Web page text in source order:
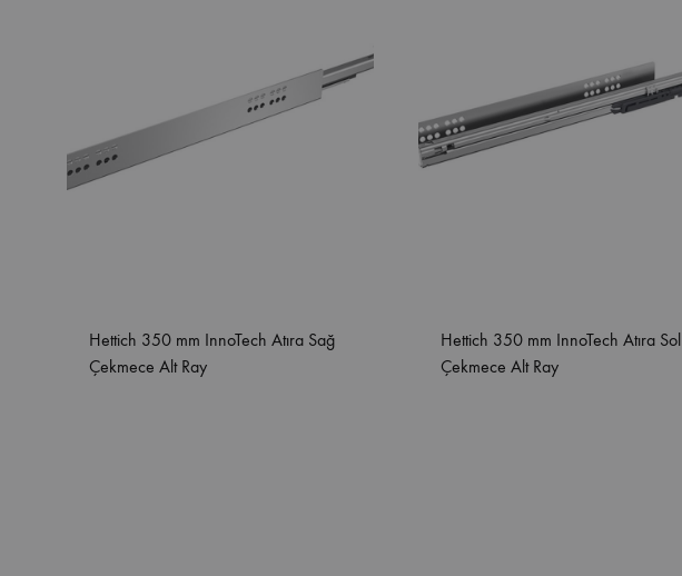
Hettich 350 mm InnoTech Atıra Sağ
Çekmece Alt Ray
Hettich 350 mm InnoTech Atıra Sol
Çekmece Alt Ray